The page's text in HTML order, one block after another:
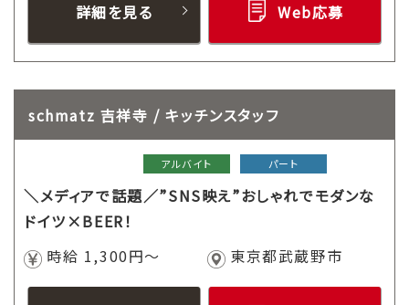
詳細を見る Web応募
schmatz 吉祥寺 / キッチンスタッフ
アルバイト パート
＼メディアで話題／”SNS映え”おしゃれでモダンな
ドイツ×BEER！
時給 1,300円～
東京都武蔵野市